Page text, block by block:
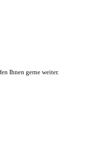
Ihnen gerne weiter.